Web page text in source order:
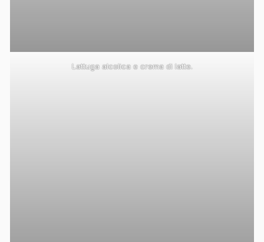
Lattuga alcolica e crema di latte.